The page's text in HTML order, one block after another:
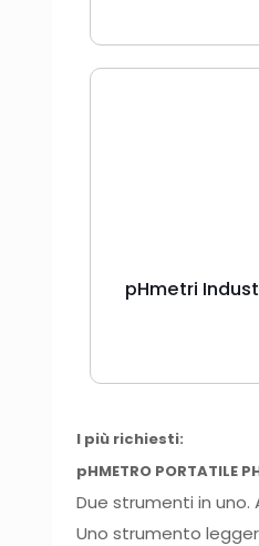
pHmetri
I più richiesti:
pHMETRO PORTATILE
Due strumenti in
Uno strumento